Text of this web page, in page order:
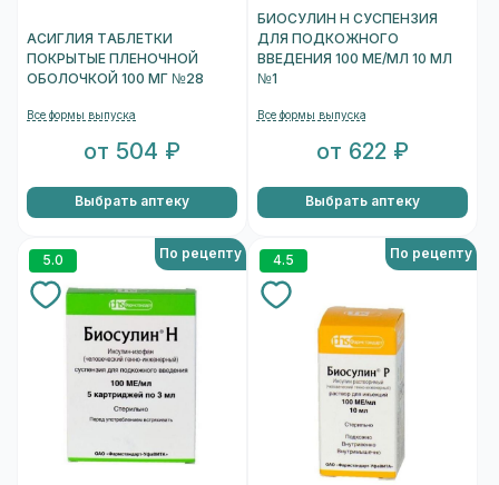
АСИГЛИЯ ТАБЛЕТКИ
ПОКРЫТЫЕ ПЛЕНОЧНОЙ
ОБОЛОЧКОЙ 100 МГ №28
Все формы выпуска
от 504 ₽
Выбрать аптеку
БИОСУЛИН Н СУСПЕНЗИЯ
ДЛЯ ПОДКОЖНОГО
ВВЕДЕНИЯ 100 МЕ/МЛ 10 МЛ
№1
Все формы выпуска
от 622 ₽
Выбрать аптеку
5.0 По рецепту 4.5 По рецепту